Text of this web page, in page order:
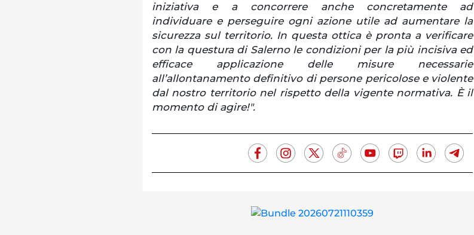
iniziativa e a concorrere anche concretamente ad
individuare e perseguire ogni azione utile ad aumentare la
sicurezza sul territorio. In questa ottica è pronta a verificare
con la questura di Salerno le condizioni per la più incisiva ed
efficace applicazione delle misure necessarie
all’allontanamento definitivo di persone pericolose e violente
dal nostro territorio nel rispetto della vigente normativa. È il
momento di agire!".